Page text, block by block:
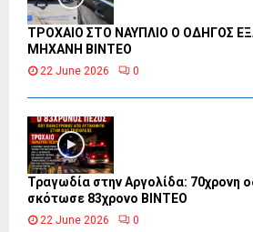
ΤΡΟΧΑΙΟ ΣΤΟ ΝΑΥΠΛΙΟ Ο ΟΔΗΓΟΣ
ΜΗΧΑΝΗ ΒΙΝΤΕΟ
22 June 2026 0
Τραγωδία στην Αργολίδα: 70χρονη
σκότωσε 83χρονο ΒΙΝΤΕΟ
22 June 2026 0